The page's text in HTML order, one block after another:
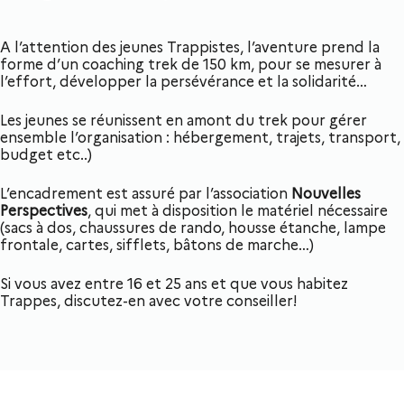
A l’attention des jeunes Trappistes, l’aventure prend la
forme d’un coaching trek de 150 km, pour se mesurer à
l’effort, développer la persévérance et la solidarité…
Les jeunes se réunissent en amont du trek pour gérer
ensemble l’organisation : hébergement, trajets, transport,
budget etc..)
L’encadrement est assuré par l’association Nouvelles
Perspectives, qui met à disposition le matériel nécessaire
(sacs à dos, chaussures de rando, housse étanche, lampe
frontale, cartes, sifflets, bâtons de marche…)
Si vous avez entre 16 et 25 ans et que vous habitez
Trappes, discutez-en avec votre conseiller!